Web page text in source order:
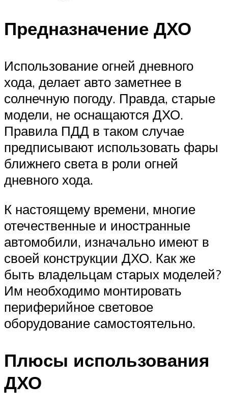
Предназначение ДХО
Использование огней дневного
хода, делает авто заметнее в
солнечную погоду. Правда, старые
модели, не оснащаются ДХО.
Правила ПДД в таком случае
предписывают использовать фары
ближнего света в роли огней
дневного хода.
К настоящему времени, многие
отечественные и иностранные
автомобили, изначально имеют в
своей конструкции ДХО. Как же
быть владельцам старых моделей?
Им необходимо монтировать
периферийное световое
оборудование самостоятельно.
Плюсы использования
ДХО